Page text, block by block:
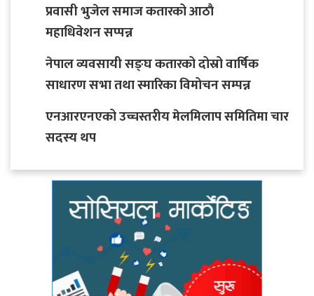
प्रवासी भुजेल समाज कतारको आठाै
महाधिवेशन सप्पन्न
नेपाल व्यवसायी सङ्घ कतारको दोस्रो वार्षिक
साधारण सभा तथा स्मारिका विमोचन सम्पन्न
एनआरएनएको उच्चस्तरीय मेलमिलाप समितिमा चार
सदस्य थप